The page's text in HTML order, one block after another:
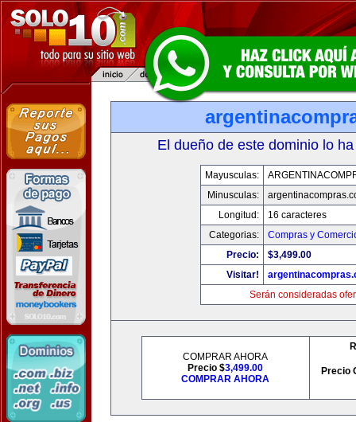
El dueño de este dominio lo
Mayusculas:
Minusculas:
Longitud:
16 caracteres
Categorias:
Compras y
Precio:
$3,499.00
Visitar!
Serán consideradas
COMPRAR AHORA
Precio $3,499.00
COMPRAR AHORA
Precio